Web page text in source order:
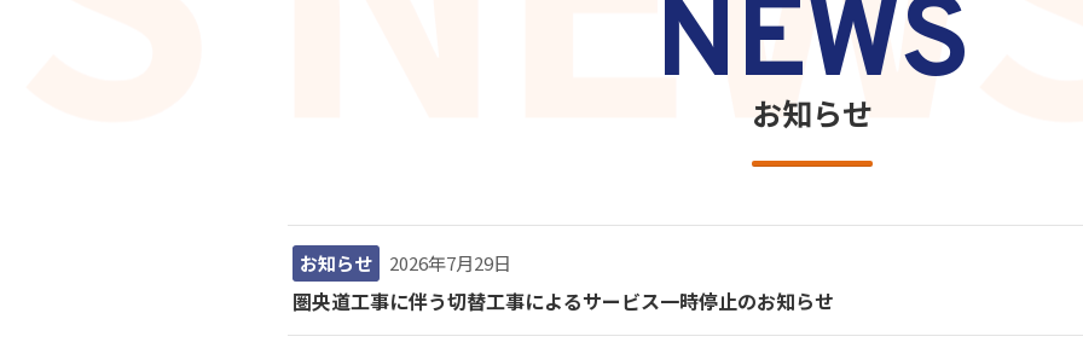
NEWS
お知らせ
2026年7月29日
お知らせ
圏央道工事に伴う切替工事によるサービス一時停止のお知らせ